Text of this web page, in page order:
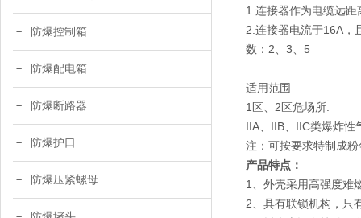
防爆控制箱
防爆配电箱
防爆断路器
防爆护口
防爆压紧螺母
1.连接器作为电缆远距
2.连接器电流于16A，
数：2、3、5
适用范围
1区、2区危场所.
IIA、IIB、IIC类爆炸性
注：可按要求特制成
产品特点：
1、外壳采用高强度难
2、具有联锁机构，只